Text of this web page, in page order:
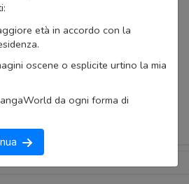
età in accordo con la
oscene o esplicite urtino la mia
da ogni forma di
MangaUpdates
Segnala problema